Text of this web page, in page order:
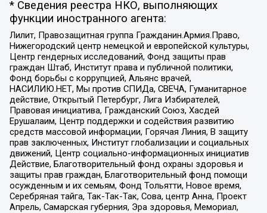
* Сведения реестра НКО, выполняющих
функции иностранного агента:
Лилит, Правозащитная группа Гражданин.Армия.Право,
Нижегородский центр немецкой и европейской культуры,
Центр гендерных исследований, Фонд защиты прав
граждан Штаб, Институт права и публичной политики,
Фонд борьбы с коррупцией, Альянс врачей,
НАСИЛИЮ.НЕТ, Мы против СПИДа, СВЕЧА, Гуманитарное
действие, Открытый Петербург, Лига Избирателей,
Правовая инициатива, Гражданский Союз, Хасдей
Ерушалаим, Центр поддержки и содействия развитию
средств массовой информации, Горячая Линия, В защиту
прав заключенных, Институт глобализации и социальных
движений, Центр социально-информационных инициатив
Действие, Благотворительный фонд охраны здоровья и
защиты прав граждан, Благотворительный фонд помощи
осужденным и их семьям, Фонд Тольятти, Новое время,
Серебряная тайга, Так-Так-Так, Сова, центр Анна, Проект
Апрель, Самарская губерния, Эра здоровья, Мемориал,